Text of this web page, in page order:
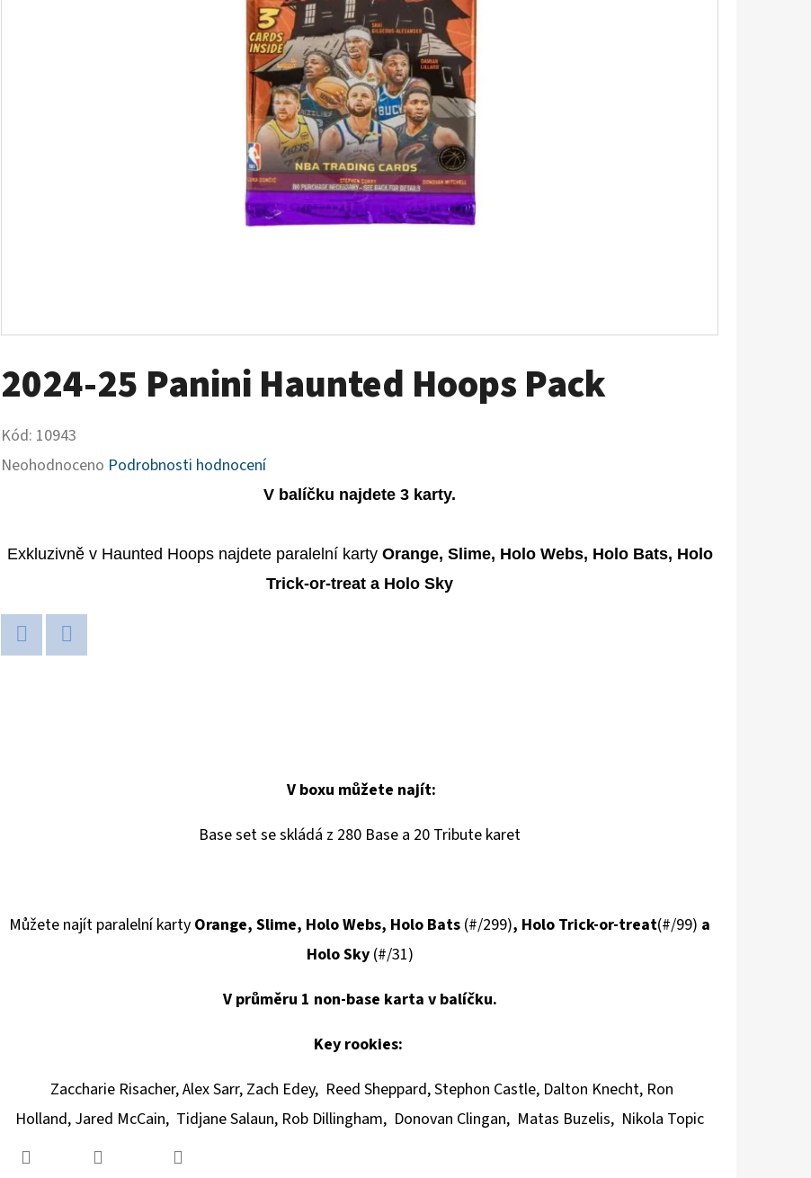
2024-25 Panini Haunted Hoops Pack
Kód: 10943
Průměrné
je
z
Neohodnoceno Podrobnosti hodnocení
V balíčku najdete 3 karty.
Exkluzivně v Haunted Hoops najdete paralelní karty Orange, Slime, Holo Webs, Holo Bats, Holo
Trick-or-treat a Holo Sky
V boxu můžete najít:
Base set se skládá z 280 Base a 20 Tribute karet
Můžete najít paralelní karty Orange, Slime, Holo Webs, Holo Bats (#/299), Holo Trick-or-treat(#/99) a
Holo Sky (#/31)
V průměru 1 non-base karta v balíčku.
Key rookies:
Zaccharie Risacher,Alex Sarr, Zach Edey, Reed Sheppard,Stephon Castle, Dalton Knecht,Ron
Holland, Jared McCain, Tidjane Salaun, Rob Dillingham, Donovan Clingan, Matas Buzelis, Nikola Topic
POKÉMON TCG: ME05 - PITCH BLACK
BOOSTER BUNDLE
990 Kč